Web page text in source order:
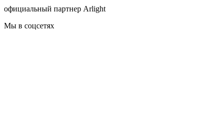
официальный партнер Arlight
Мы в соцсетях